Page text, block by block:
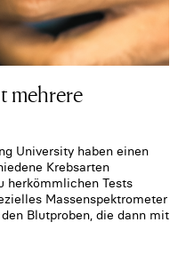
mehrere
University haben einen
Krebsarten
herkömmlichen Tests
Massenspektrometer
Blutproben, die dann mit